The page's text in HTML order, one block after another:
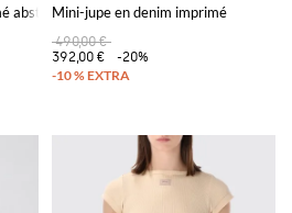
abstraitMini-jupe en denim imprimé
490,00 €
392,00 €
-20%